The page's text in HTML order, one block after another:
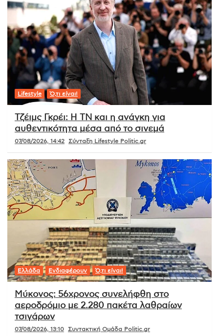
Lifestyle Ό,τι είναι!
Τζέιμς Γκρέι: Η ΤΝ και η ανάγκη για
αυθεντικότητα μέσα από το σινεμά
07/08/2026, 14:42 Σύνταξη Lifestyle Politic.gr
Ελλάδα Ενδιαφέρουν Ό,τι είναι!
Μύκονος: 56χρονος συνελήφθη στο
αεροδρόμιο με 2.280 πακέτα λαθραίων
τσιγάρων
07/08/2026, 13:10 Συντακτική Ομάδα Politic.gr